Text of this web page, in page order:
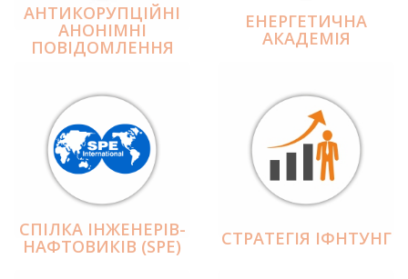
АНТИКОРУПЦІЙНІ
АНОНІМНІ
ПОВІДОМЛЕННЯ
ЕНЕРГЕТИЧНА
АКАДЕМІЯ
СПІЛКА ІНЖЕНЕРІВ-
НАФТОВИКІВ (SPE) СТРАТЕГІЯ ІФНТУНГ